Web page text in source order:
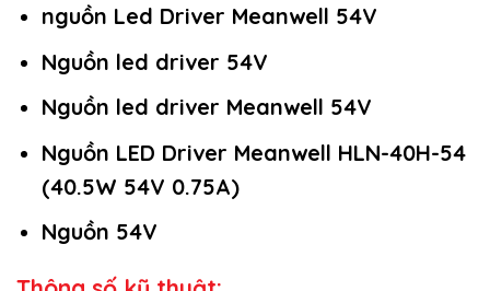
nguồn Led Driver Meanwell 54V
Nguồn led driver 54V
Nguồn led driver Meanwell 54V
Nguồn LED Driver Meanwell HLN-40H-54
(40.5W 54V 0.75A)
Nguồn 54V